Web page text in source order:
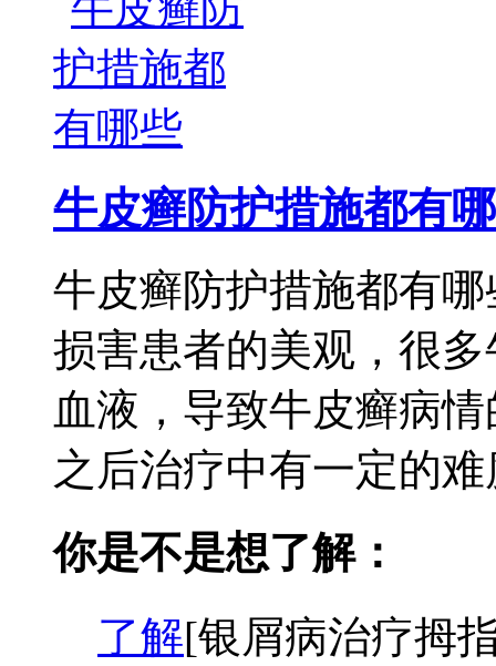
牛皮癣防护措施都有哪
牛皮癣防护措施都有
损害患者的美观，很
血液，导致牛皮癣病
之后治疗中有一定的
你是不是想了解：
了解[银屑病治疗拇